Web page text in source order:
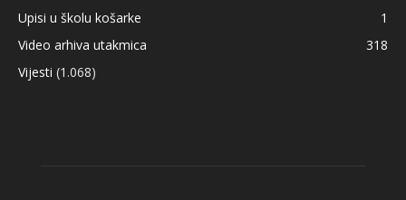
Upisi u školu košarke
1
Video arhiva utakmica
318
Vijesti (1.068)